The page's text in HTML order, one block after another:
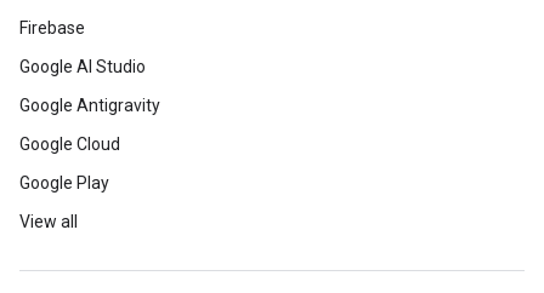
Firebase
Google AI Studio
Google Antigravity
Google Cloud
Google Play
View all